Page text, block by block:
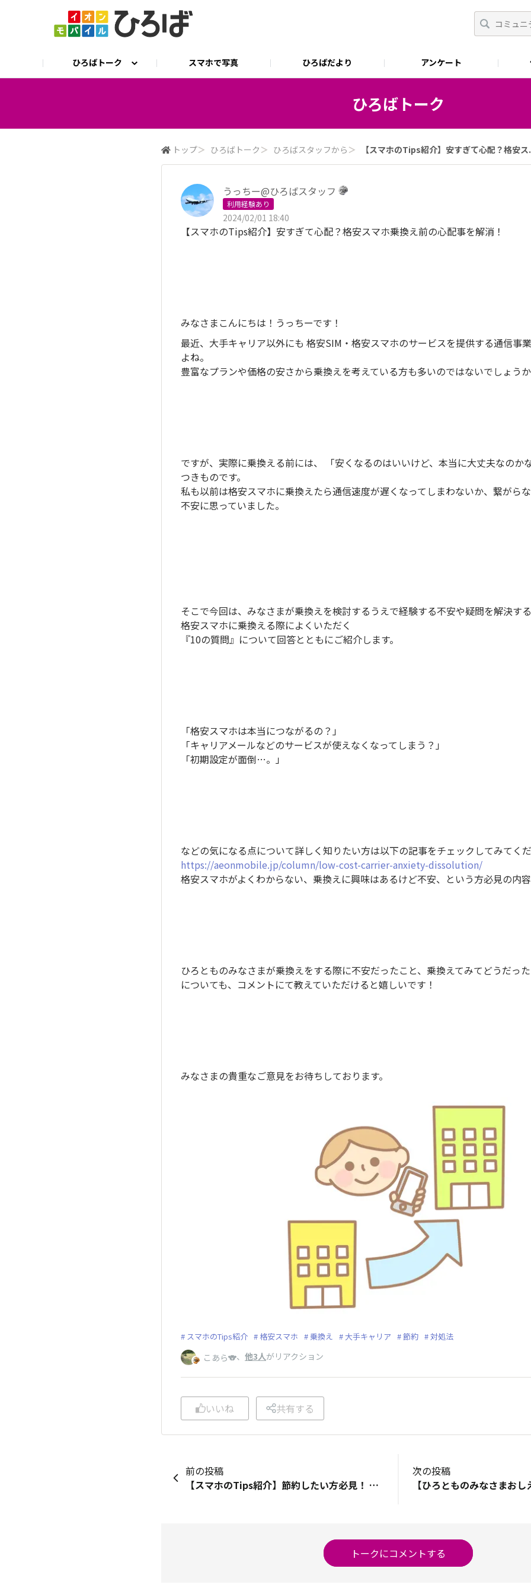
ひろばトーク スマホで写真 ひろばだより アンケート
ひろばトーク
トップ＞ ひろばトーク ＞ ひろばスタッフから ＞ 【スマホのTips紹介】安すぎて心配？格安ス
うっちー@ひろばスタッフ
利用経験あり
2024/02/01 18:40
【スマホのTips紹介】安すぎて心配？格安スマホ乗換え前の心配事を解消！
みなさまこんにちは！うっちーです！
最近、大手キャリア以外にも 格安SIM・格安スマホのサービスを提供する通信事
よね。
豊富なプランや価格の安さから乗換えを考えている方も多いのではないでしょう
ですが、実際に乗換える前には、 「安くなるのはいいけど、本当に大丈夫なの
つきものです。
私も以前は格安スマホに乗換えたら通信速度が遅くなってしまわないか、繋がら
不安に思っていました。
そこで今回は、みなさまが乗換えを検討するうえで経験する不安や疑問を解決す
格安スマホに乗換える際によくいただく
『10の質問』について回答とともにご紹介します。
「格安スマホは本当につながるの？」
「キャリアメールなどのサービスが使えなくなってしまう？」
「初期設定が面倒…。」
などの気になる点について詳しく知りたい方は以下の記事をチェックしてみてく
https://aeonmobile.jp/column/low-cost-carrier-anxiety-dissolution/
格安スマホがよくわからない、乗換えに興味はあるけど不安、という方必見の内
ひろとものみなさまが乗換えをする際に不安だったこと、乗換えてみてどうだっ
についても、コメントにて教えていただけると嬉しいです！
みなさまの貴重なご意見をお待ちしております。
スマホのTips紹介 格安スマホ 乗換え 大手キャリア 節約 対処法
こあら🐨、 他3人がリアクション
いいね 共有する
前の投稿
【スマホのTips紹介】節約したい方必見！ 毎月のスマホ・携帯代を安くする方法とは？ こんにちは、うっちーです！ 今回は、スマホ・携帯代を賢く節約する秘訣についてご紹介します。 ひろとものみなさまは毎月どれぐらいの利用料金を支払っていますか？ 「月々の出費をもう少し減らせたら嬉しいな…」 とお悩みの方も多いのではないでしょうか？ 私は一番最初に契約したプランを見直しせずに利用していたところ、数年後には、「もう使用していないオプションに対して毎月料金を支払っていた…。」ということがありました。 このように最初の設定からプランを見直さずにスマホを使い続けることは無駄な出費を放置してしまうことに繋がります！ ライフスタイルは少しづつ変化していくもの。 その変化に合わせて契約プラン・オプションも定期的に見直すことが大切です。 もっと節約術を知りたい！という方は ↓こちらの記事をチェックしてみてください！ 「決定版！毎月のスマホ代・携帯代を安くする15の方法【絶対安くしたい人向け】」 https://aeonmobile.jp/column/save-smartphone-bills/ ひろとものみなさまが実践されている節約術や、 月々のスマホ・携帯代に関する疑問・質問などがありましたら お気軽にコメントで教えていただけると嬉しいです！ スマホ代・携帯代の節約は小さな一歩がカギになります。 今日からでも始められる簡単な方法がたくさんあるので、 記事を読んで、自分にあったスマホ節約術を実践してみてくださいね！
次の投稿
トークにコメントする